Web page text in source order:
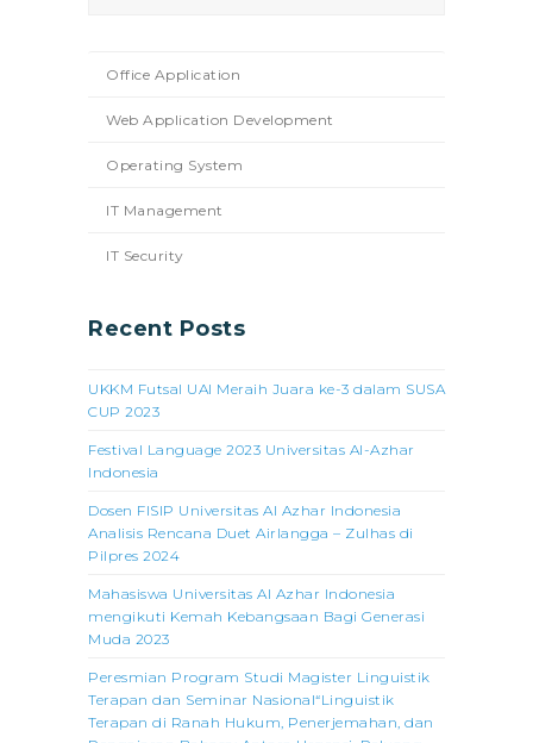
Office Application
Web Application Development
Operating System
IT Management
IT Security
Recent Posts
UKKM Futsal UAI Meraih Juara ke-3 dalam SUSA
CUP 2023
Festival Language 2023 Universitas Al-Azhar
Indonesia
Dosen FISIP Universitas Al Azhar Indonesia
Analisis Rencana Duet Airlangga – Zulhas di
Pilpres 2024
Mahasiswa Universitas Al Azhar Indonesia
mengikuti Kemah Kebangsaan Bagi Generasi
Muda 2023
Peresmian Program Studi Magister Linguistik
Terapan dan Seminar Nasional“Linguistik
Terapan di Ranah Hukum, Penerjemahan, dan